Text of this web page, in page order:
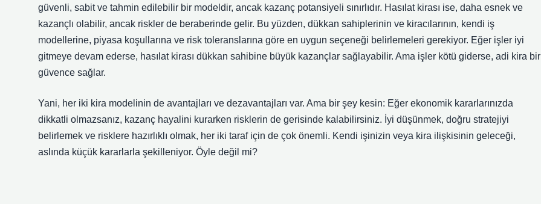
güvenli, sabit ve tahmin edilebilir bir modeldir, ancak kazanç potansiyeli sınırlıdır. Hasılat kirası ise, daha esnek ve
kazançlı olabilir, ancak riskler de beraberinde gelir. Bu yüzden, dükkan sahiplerinin ve kiracılarının, kendi iş
modellerine, piyasa koşullarına ve risk toleranslarına göre en uygun seçeneği belirlemeleri gerekiyor. Eğer işler iyi
gitmeye devam ederse, hasılat kirası dükkan sahibine büyük kazançlar sağlayabilir. Ama işler kötü giderse, adi kira bir
güvence sağlar.
Yani, her iki kira modelinin de avantajları ve dezavantajları var. Ama bir şey kesin: Eğer ekonomik kararlarınızda
dikkatli olmazsanız, kazanç hayalini kurarken risklerin de gerisinde kalabilirsiniz. İyi düşünmek, doğru stratejiyi
belirlemek ve risklere hazırlıklı olmak, her iki taraf için de çok önemli. Kendi işinizin veya kira ilişkisinin geleceği,
aslında küçük kararlarla şekilleniyor. Öyle değil mi?